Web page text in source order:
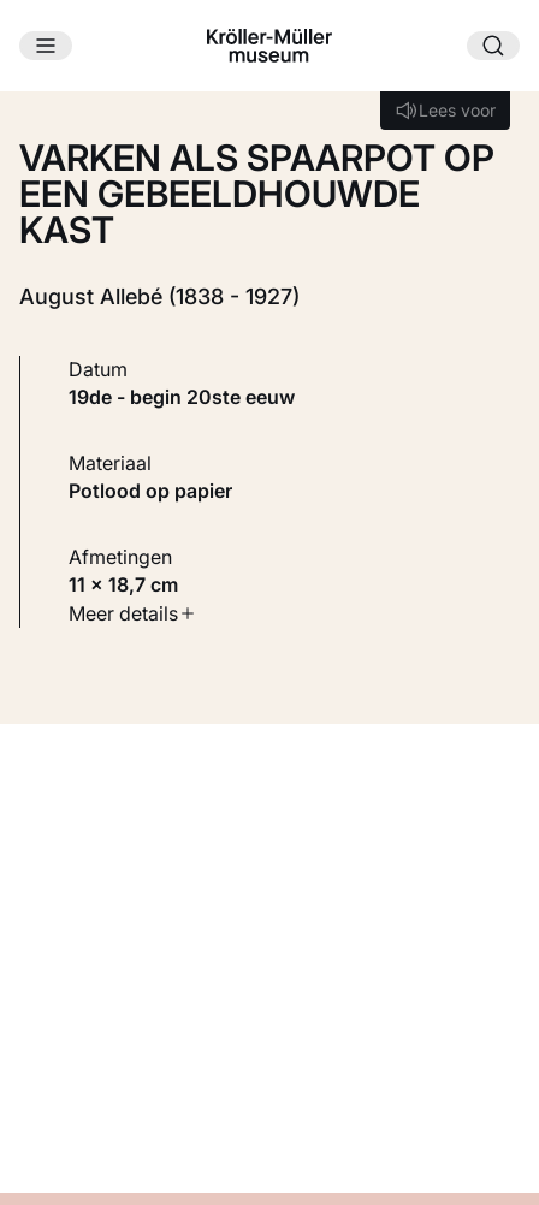
Ga naar hoofdinhoud
Lees voor
Lees voor
VARKEN ALS SPAARPOT OP
EEN GEBEELDHOUWDE
KAST
August Allebé (1838 - 1927)
Datum
19de - begin 20ste eeuw
Materiaal
Potlood op papier
Afmetingen
11 × 18,7 cm
Soort werk
Meer details